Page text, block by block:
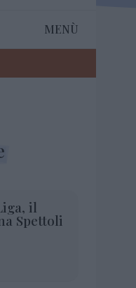
MENÙ
il
Spettoli